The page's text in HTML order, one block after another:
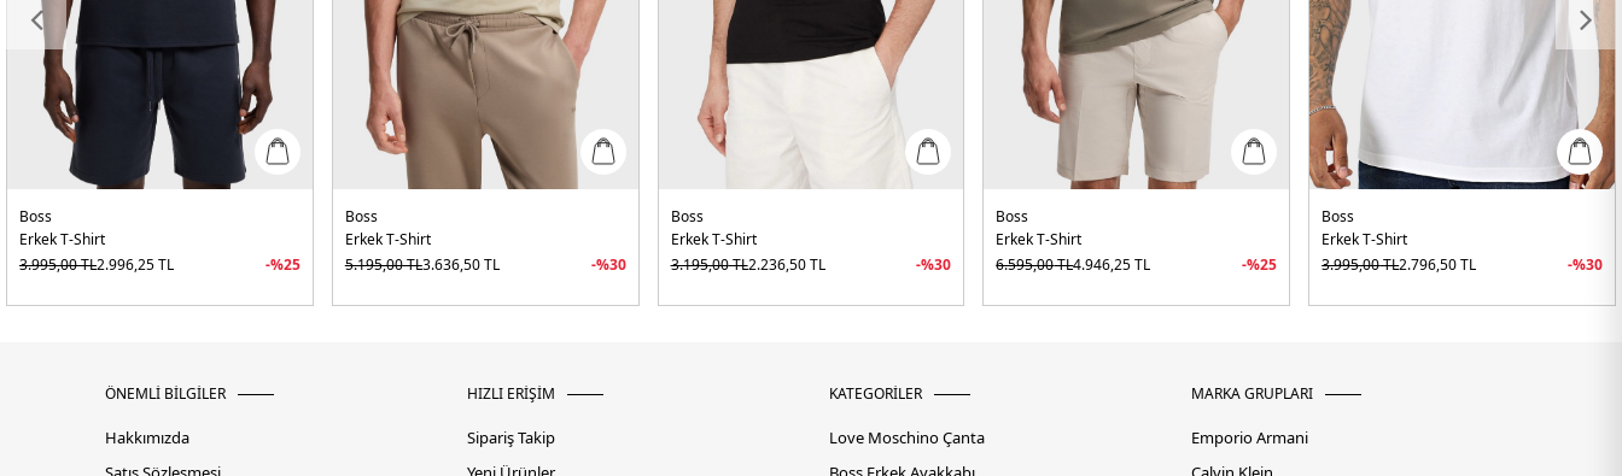
Boss
Erkek T-Shirt
3.995,00TL2.996,25TL -%25
Boss
Erkek T-Shirt
5.195,00TL3.636,50TL -%30
Boss
Erkek T-Shirt
3.195,00TL2.236,50TL -%30
Boss
Erkek T-Shirt
6.595,00TL4.946,25TL -%25
Boss
Erkek T-Shirt
3.995,00TL2.796,50TL -%30
ÖNEMLİ BİLGİLER
Hakkımızda
HIZLI ERİŞİM
Sipariş Takip
KATEGORİLER
Love Moschino Çanta
MARKA GRUPLARI
Emporio Armani